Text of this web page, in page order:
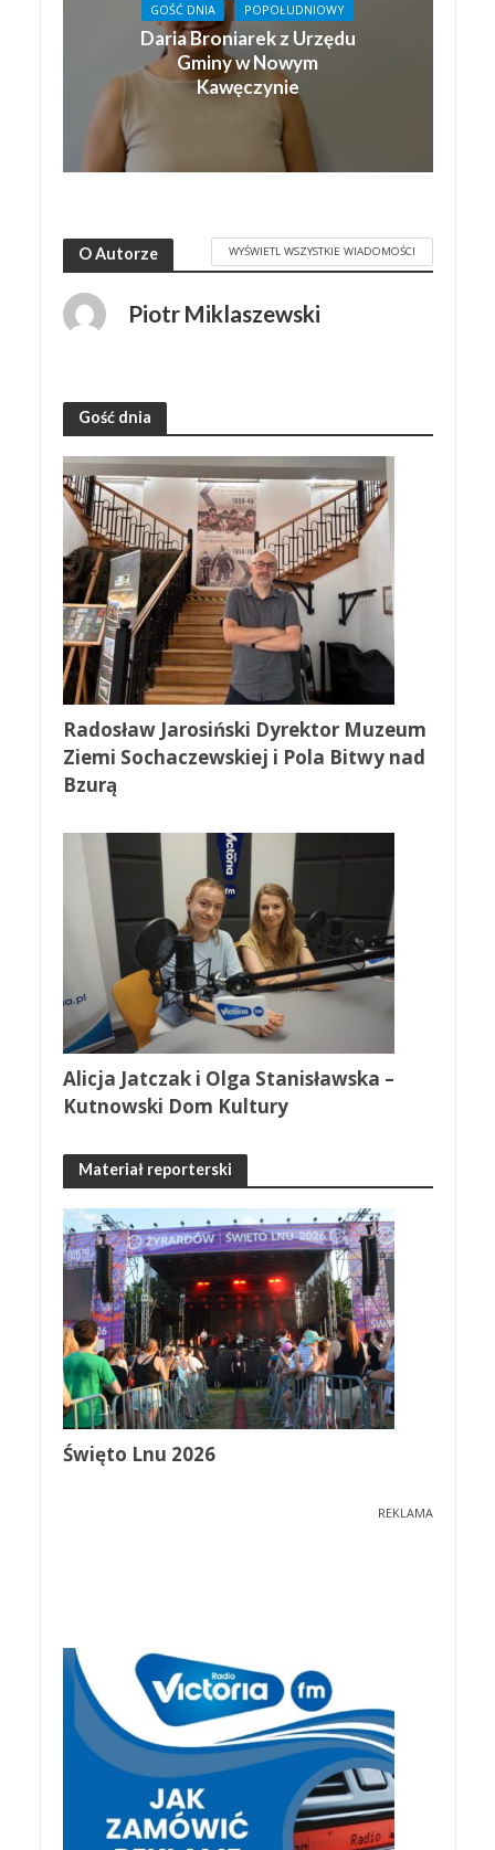
GOŚĆ DNIA POPOŁUDNIOWY
Daria Broniarek z Urzędu
Gminy w Nowym
Kawęczynie
O Autorze WYŚWIETL WSZYSTKIE WIADOMOŚCI
Piotr Miklaszewski
Gość dnia
Radosław Jarosiński Dyrektor Muzeum
Ziemi Sochaczewskiej i Pola Bitwy nad
Bzurą
Alicja Jatczak i Olga Stanisławska –
Kutnowski Dom Kultury
Materiał reporterski
Święto Lnu 2026
REKLAMA